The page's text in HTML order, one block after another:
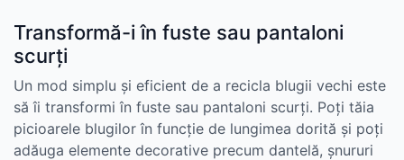
Transformă-i în fuste sau pantaloni
scurți
Un mod simplu și eficient de a recicla blugii vechi este
să îi transformi în fuste sau pantaloni scurți. Poți tăia
picioarele blugilor în funcție de lungimea dorită și poți
adăuga elemente decorative precum dantelă, șnururi